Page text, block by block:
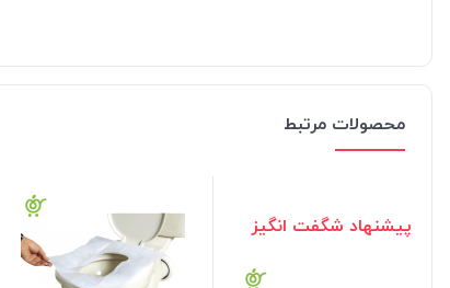
محصولات مرتبط
پیشنهاد شگفت انگیز